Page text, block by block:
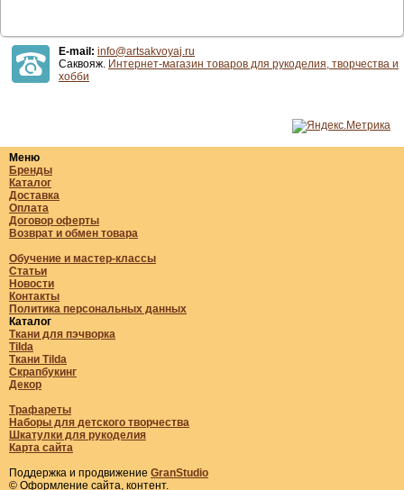
E-mail: info@artsakvoyaj.ru
Саквояж. Интернет-магазин товаров для рукоделия, творчества и
хобби
Меню
Бренды
Каталог
Доставка
Оплата
Договор оферты
Возврат и обмен товара
Обучение и мастер-классы
Статьи
Новости
Контакты
Политика персональных данных
Каталог
Ткани для пэчворка
Tilda
Ткани Tilda
Скрапбукинг
Декор
Трафареты
Наборы для детского творчества
Шкатулки для рукоделия
Карта сайта
Поддержка и продвижение GranStudio
© Оформление сайта, контент.